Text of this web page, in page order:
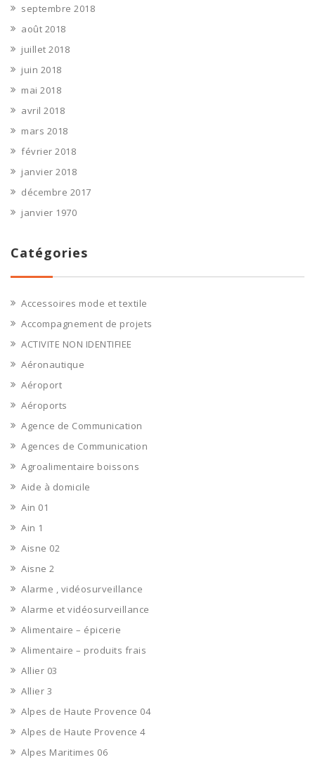
septembre 2018
août 2018
juillet 2018
juin 2018
mai 2018
avril 2018
mars 2018
février 2018
janvier 2018
décembre 2017
janvier 1970
Catégories
Accessoires mode et textile
Accompagnement de projets
ACTIVITE NON IDENTIFIEE
Aéronautique
Aéroport
Aéroports
Agence de Communication
Agences de Communication
Agroalimentaire boissons
Aide à domicile
Ain 01
Ain 1
Aisne 02
Aisne 2
Alarme , vidéosurveillance
Alarme et vidéosurveillance
Alimentaire – épicerie
Alimentaire – produits frais
Allier 03
Allier 3
Alpes de Haute Provence 04
Alpes de Haute Provence 4
Alpes Maritimes 06